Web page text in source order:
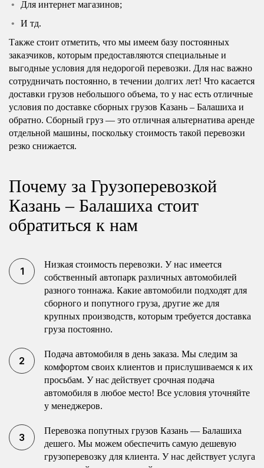
Для интернет магазинов;
И тд.
Также стоит отметить, что мы имеем базу постоянных
заказчиков, которым предоставляются специальные и
выгодные условия для недорогой перевозки. Для нас важно
сотрудничать постоянно, в течении долгих лет! Что касается
доставки грузов небольшого объема, то у нас есть отличные
условия по доставке сборных грузов Казань – Балашиха и
обратно. Сборный груз — это отличная альтернатива аренде
отдельной машины, поскольку стоимость такой перевозки
резко снижается.
Почему за Грузоперевозкой
Казань – Балашиха стоит
обратиться к нам
Низкая стоимость перевозки. У нас имеется
собственный автопарк различных автомобилей
разного тоннажа. Какие автомобили подходят для
сборного и попутного груза, другие же для
крупных производств, которым требуется доставка
груза постоянно.
Подача автомобиля в день заказа. Мы следим за
комфортом своих клиентов и прислушиваемся к их
просьбам. У нас действует срочная подача
автомобиля в любое место! Все условия уточняйте
у менеджеров.
Перевозка попутных грузов Казань — Балашиха
дешего. Мы можем обеспечить самую дешевую
грузоперевозку для клиента. У нас действует услуга